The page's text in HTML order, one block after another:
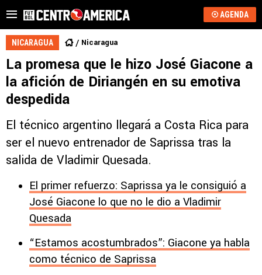
AGENDA
NICARAGUA Nicaragua
La promesa que le hizo José Giacone a
la afición de Diriangén en su emotiva
despedida
El técnico argentino llegará a Costa Rica para
ser el nuevo entrenador de Saprissa tras la
salida de Vladimir Quesada.
El primer refuerzo: Saprissa ya le consiguió a
José Giacone lo que no le dio a Vladimir
Quesada
“Estamos acostumbrados”: Giacone ya habla
como técnico de Saprissa